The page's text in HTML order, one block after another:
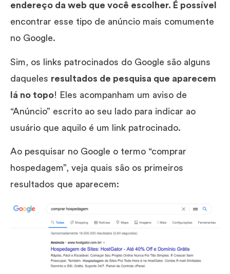
endereço da web que você escolher. É possível
encontrar esse tipo de anúncio mais comumente
no Google.
Sim, os links patrocinados do Google são alguns
daqueles resultados de pesquisa que aparecem
lá no topo! Eles acompanham um aviso de
“Anúncio” escrito ao seu lado para indicar ao
usuário que aquilo é um link patrocinado.
Ao pesquisar no Google o termo “comprar
hospedagem”, veja quais são os primeiros
resultados que aparecem: